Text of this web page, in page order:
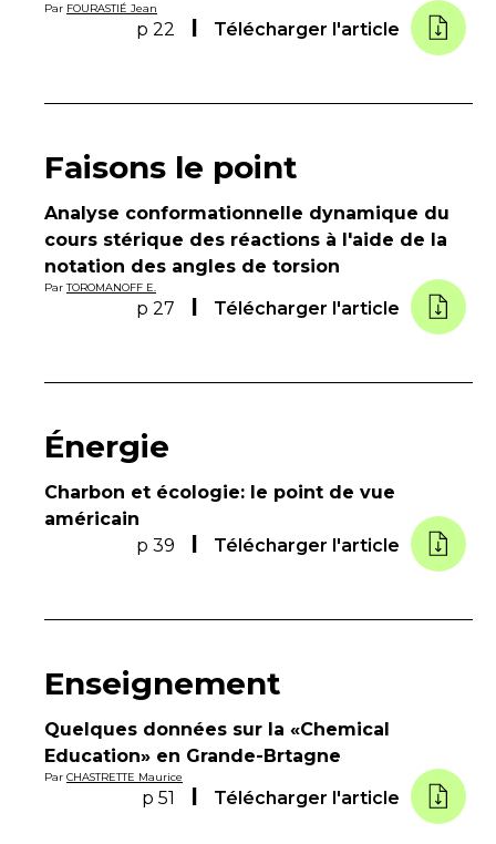
Par FOURASTIÉ Jean
p 22 Télécharger l'article
Faisons le point
Analyse conformationnelle dynamique du
cours stérique des réactions à l'aide de la
notation des angles de torsion
ParTOROMANOFF E.
p 27 Télécharger l'article
Énergie
Charbon et écologie: le point de vue
américain
p 39
Télécharger l'article
Enseignement
Quelques données sur la «Chemical
Education» en Grande-Brtagne
Par CHASTRETTE Maurice
p 51 Télécharger l'article